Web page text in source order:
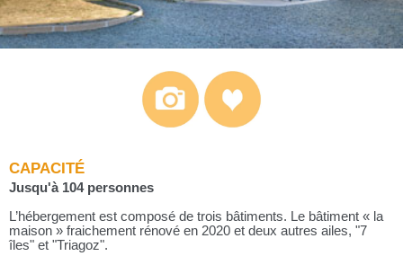
CAPACITÉ
Jusqu'à 104 personnes
L’hébergement est composé de trois bâtiments. Le bâtiment « la
maison » fraichement rénové en 2020 et deux autres ailes, "7
îles" et "Triagoz".